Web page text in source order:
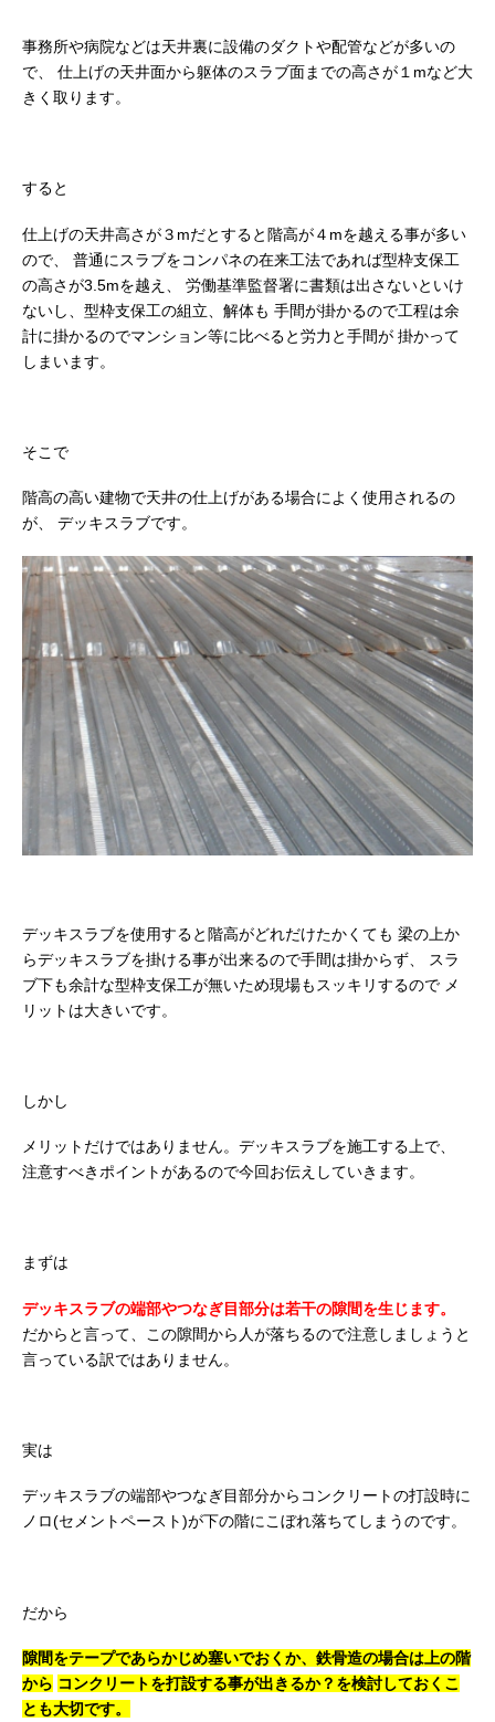
事務所や病院などは天井裏に設備のダクトや配管などが多いの
で、
仕上げの天井面から躯体のスラブ面までの高さが１mなど大
きく取ります。
すると
仕上げの天井高さが３mだとすると階高が４mを越える事が多い
ので、
普通にスラブをコンパネの在来工法であれば型枠支保工
の高さが3.5mを越え、
労働基準監督署に書類は出さないといけ
ないし、型枠支保工の組立、解体も 手間が掛かるので工程は余
計に掛かるのでマンション等に比べると労力と手間が 掛かって
しまいます。
そこで
階高の高い建物で天井の仕上げがある場合によく使用されるの
が、
デッキスラブです。
デッキスラブを使用すると階高がどれだけたかくても 梁の上か
らデッキスラブを掛ける事が出来るので手間は掛からず、
スラ
ブ下も余計な型枠支保工が無いため現場もスッキリするので メ
リットは大きいです。
しかし
メリットだけではありません。デッキスラブを施工する上で、
注意すべきポイントがあるので今回お伝えしていきます。
まずは
デッキスラブの端部やつなぎ目部分は若干の隙間を生じます。
だからと言って、この隙間から人が落ちるので注意しましょうと
言っている訳ではありません。
実は
デッキスラブの端部やつなぎ目部分からコンクリートの打設時に
ノロ(セメントペースト)が下の階にこぼれ落ちてしまうのです。
だから
隙間をテープであらかじめ塞いでおくか、鉄骨造の場合は上の階
から コンクリートを打設する事が出きるか？を検討しておくこ
とも大切です。